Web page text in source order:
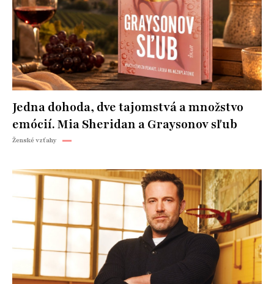
Jedna dohoda, dve tajomstvá a množstvo
emócií. Mia Sheridan a Graysonov sľub
Ženské vzťahy